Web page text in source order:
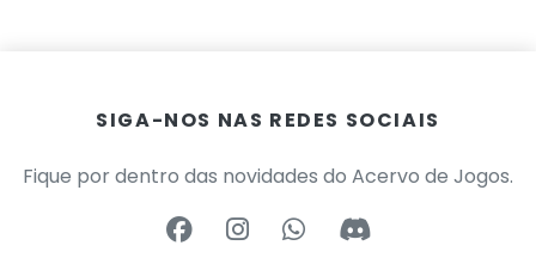
SIGA-NOS NAS REDES SOCIAIS
Fique por dentro das novidades do Acervo de Jogos.